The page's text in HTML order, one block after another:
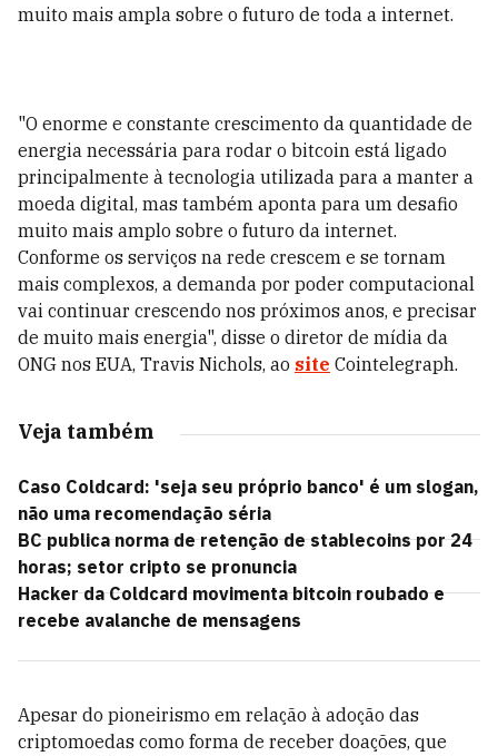
muito mais ampla sobre o futuro de toda a internet.
"O enorme e constante crescimento da quantidade de
energia necessária para rodar o bitcoin está ligado
principalmente à tecnologia utilizada para a manter a
moeda digital, mas também aponta para um desafio
muito mais amplo sobre o futuro da internet.
Conforme os serviços na rede crescem e se tornam
mais complexos, a demanda por poder computacional
vai continuar crescendo nos próximos anos, e precisar
de muito mais energia", disse o diretor de mídia da
ONG nos EUA, Travis Nichols, ao site Cointelegraph.
Veja também
Caso Coldcard: 'seja seu próprio banco' é um slogan,
não uma recomendação séria
BC publica norma de retenção de stablecoins por 24
horas; setor cripto se pronuncia
Hacker da Coldcard movimenta bitcoin roubado e
recebe avalanche de mensagens
Apesar do pioneirismo em relação à adoção das
criptomoedas como forma de receber doações, que